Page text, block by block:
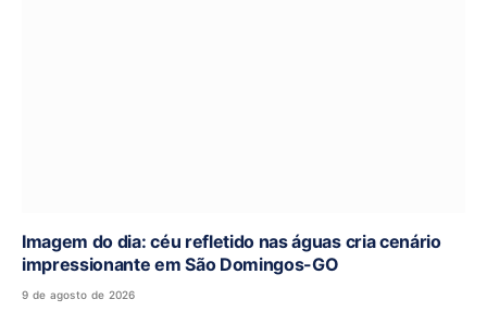
Imagem do dia: céu refletido nas águas cria cenário
impressionante em São Domingos-GO
9 de agosto de 2026